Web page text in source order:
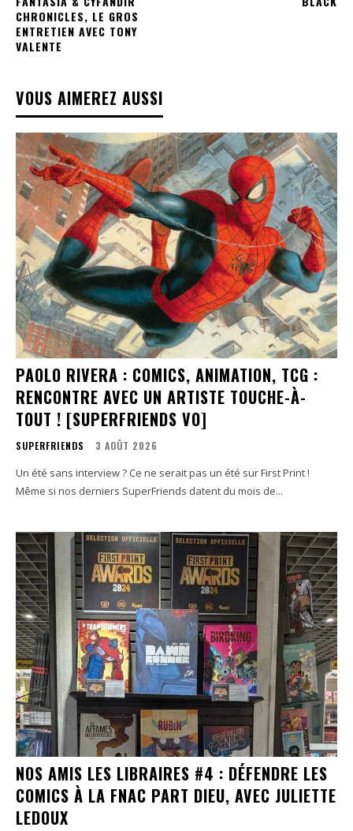
CHRONICLES, LE GROS
ENTRETIEN AVEC TONY
VALENTE
VOUS AIMEREZ AUSSI
PAOLO RIVERA : COMICS, ANIMATION, TCG :
RENCONTRE AVEC UN ARTISTE TOUCHE-À-
TOUT ! [SUPERFRIENDS VO]
SUPERFRIENDS 3 AOÛT 2026
Un été sans interview ? Ce ne serait pas un été sur First Print !
Même si nos derniers SuperFriends datent du mois de...
NOS AMIS LES LIBRAIRES #4 : DÉFENDRE LES
COMICS À LA FNAC PART DIEU, AVEC JULIETTE
LEDOUX